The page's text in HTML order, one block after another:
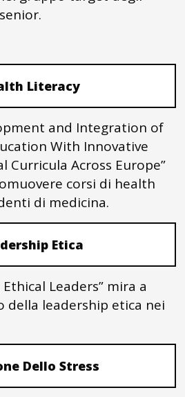
Literacy
and Integration of
With Innovative
Curricula Across Europe”
corsi di health
di medicina.
Etica
Leaders” mira a
della leadership etica nei
Dello Stress